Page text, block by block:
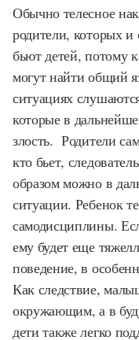
Обычно телесное
родители, которых и
бьют детей, потому
могут найти общий
ситуациях
которые в
злость. Родители
кто бьет,
образом можно в
ситуации. Ребенок
самодисциплины.
ему будет еще
поведение, в
Как следствие,
окружающим, а в
дети также легко